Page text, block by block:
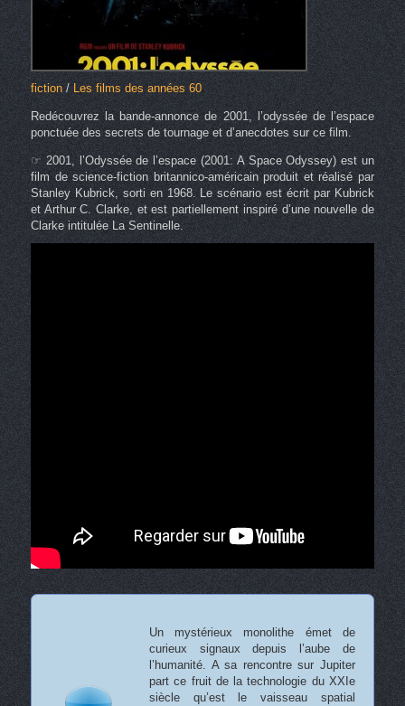
fiction/Les films des années 60
Redécouvrez la bande-annonce de 2001, l’odyssée de l’espace
ponctuée des secrets de tournage et d’anecdotes sur ce film.
☞ 2001, l’Odyssée de l’espace (2001: A Space Odyssey) est un
film de science-fiction britannico-américain produit et réalisé par
Stanley Kubrick, sorti en 1968. Le scénario est écrit par Kubrick
et Arthur C. Clarke, et est partiellement inspiré d’une nouvelle de
Clarke intitulée La Sentinelle.
Un mystérieux monolithe émet de
curieux signaux depuis l’aube de
l’humanité. A sa rencontre sur Jupiter
part ce fruit de la technologie du XXIe
siècle qu’est le vaisseau spatial